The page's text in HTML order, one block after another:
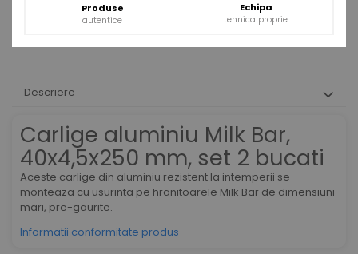
Produse
autentice
Echipa
tehnica proprie
Descriere
Carlige aluminiu Milk Bar,
40x4,5x250 mm, set 2 bucati
Aceste carlige din aluminiu rezistent la intemperii se
monteaza cu usurinta pe hranitoarele Milk Bar de dimensiuni
mari, pre-gaurite.
Informatii conformitate produs